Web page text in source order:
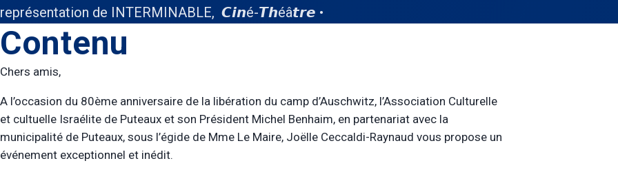
représentation de INTERMINABLE, ⁠ ⁠𝘾𝙞𝙣é-𝙏𝙝éâ𝙩𝙧𝙚 •
Contenu
Chers amis,
A l’occasion du 80ème anniversaire de la libération du camp d’Auschwitz, l’Association Culturelle
et cultuelle Israélite de Puteaux et son Président Michel Benhaim, en partenariat avec la
municipalité de Puteaux, sous l’égide de Mme Le Maire, Joëlle Ceccaldi-Raynaud vous propose un
événement exceptionnel et inédit.